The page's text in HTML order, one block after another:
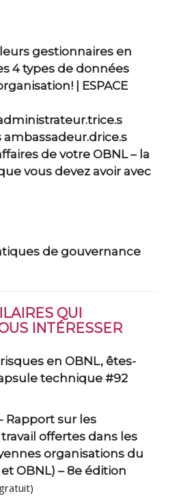
gestionnaires en
4 types de données
| ESPACE
ambassadeur.drice.s
de votre OBNL – la
vous devez avoir avec
de gouvernance
QUI
INTÉRESSER
en OBNL, êtes-
technique #92
Rapport sur les
offertes dans les
organisations du
OBNL) – 8e édition